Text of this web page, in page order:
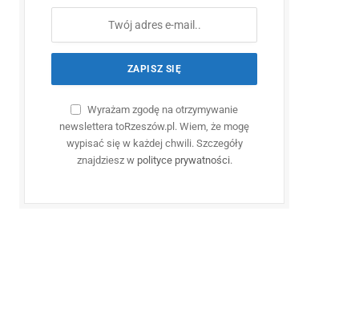
Wyrażam zgodę na otrzymywanie
newslettera toRzeszów.pl. Wiem, że mogę
wypisać się w każdej chwili. Szczegóły
znajdziesz w polityce prywatności.